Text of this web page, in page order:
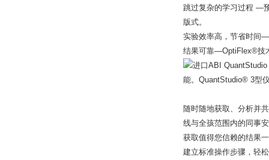
跳过复杂的学习过程 —
版式。
实验效率高，节省时间
结果可靠—OptiFlex®技
能。QuantStudio® 3型
随时随地获取、分析并
线与全孩范围内的同事
获取值得您信赖的结果
建立标准操作步骤，轻